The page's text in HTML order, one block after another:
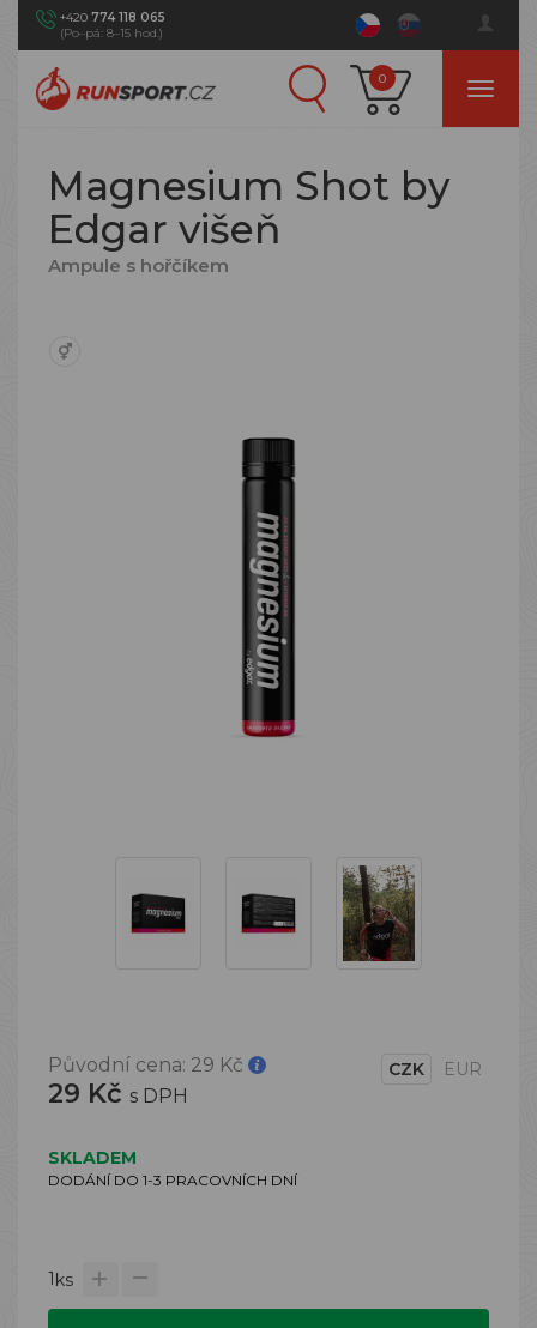
+420 774 118 065
(Po–pá: 8–15 hod.)
0
Magnesium Shot by
Edgar višeň
Ampule s hořčíkem
Původní cena: 29 Kč
29 Kč s DPH
CZK EUR
SKLADEM
DODÁNÍ DO 1-3 PRACOVNÍCH DNÍ
1ks